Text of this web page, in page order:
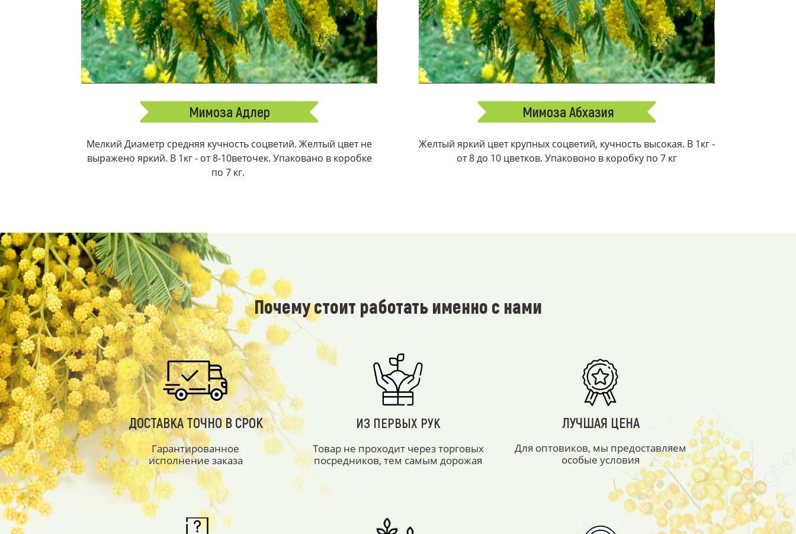
Мимоза Адлер
Мелкий Диаметр средняя кучность соцветий. Желтый цвет не
выражено яркий. В 1кг - от 8-10веточек. Упаковано в коробке
по 7 кг.
Мимоза Абхазия
Желтый яркий цвет крупных соцветий, кучность высокая. В 1кг -
от 8 до 10 цветков. Упаковоно в коробку по 7 кг
Почему стоит работать именно с нами
ДОСТАВКА ТОЧНО В СРОК
Гарантированное
исполнение заказа
ИЗ ПЕРВЫХ РУК
Товар не проходит через торговых
посредников, тем самым дорожая
ЛУЧШАЯ ЦЕНА
Для оптовиков, мы предоставляем
особые условия